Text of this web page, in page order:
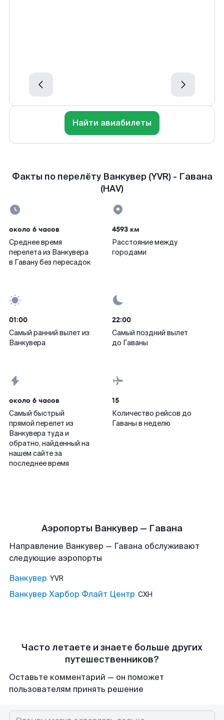
Найти авиабилеты
Факты по перелёту Ванкувер (YVR) - Гавана
(HAV)
около 6 часов
Среднее время
перелета из Ванкувера
в Гавану без пересадок
4593 км
Расстояние между
городами
01:00
Самый ранний вылет из
Ванкувера
22:00
Самый поздний вылет
до Гаваны
около 6 часов
Самый быстрый
прямой перелет из
Ванкувера туда и
обратно, найденный на
нашем сайте за
последнее время
15
Количество рейсов до
Гаваны в неделю
Аэропорты Ванкувер — Гавана
Направление Ванкувер — Гавана обслуживают
следующие аэропорты
Ванкувер YVR
Ванкувер Харбор Флайт Центр CXH
Часто летаете и знаете больше других
путешественников?
Оставьте комментарий — он поможет
пользователям принять решение